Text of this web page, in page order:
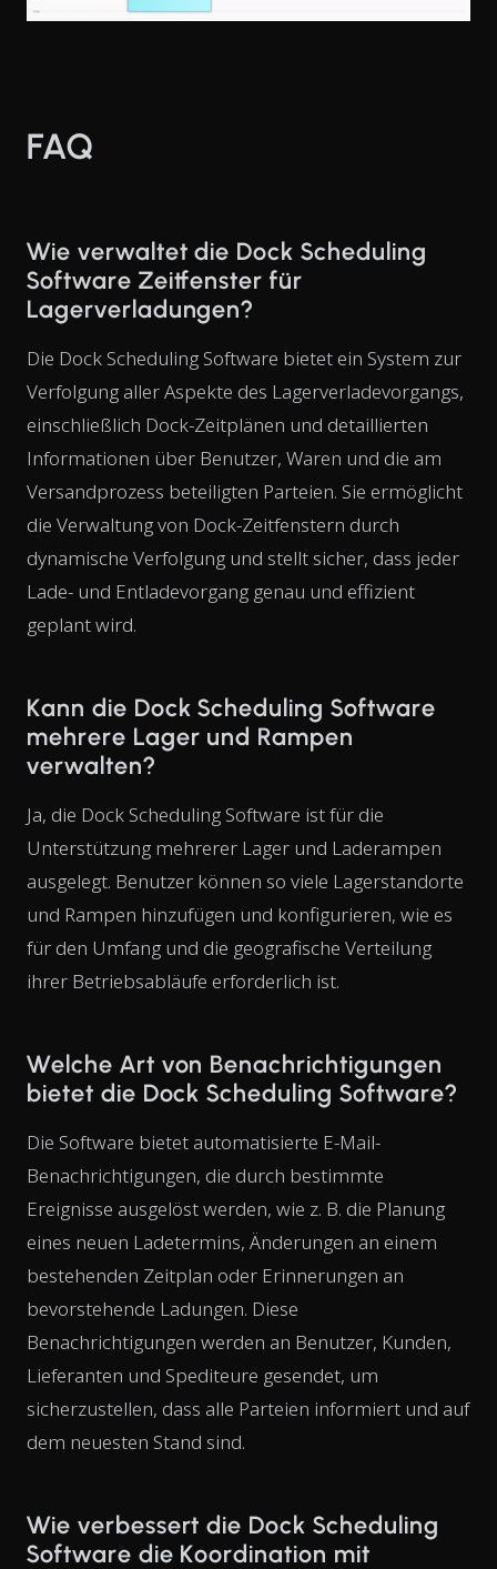
FAQ
Wie verwaltet die Dock Scheduling
Software Zeitfenster für
Lagerverladungen?
Die Dock Scheduling Software bietet ein System zur
Verfolgung aller Aspekte des Lagerverladevorgangs,
einschließlich Dock-Zeitplänen und detaillierten
Informationen über Benutzer, Waren und die am
Versandprozess beteiligten Parteien. Sie ermöglicht
die Verwaltung von Dock-Zeitfenstern durch
dynamische Verfolgung und stellt sicher, dass jeder
Lade- und Entladevorgang genau und effizient
geplant wird.
Kann die Dock Scheduling Software
mehrere Lager und Rampen
verwalten?
Ja, die Dock Scheduling Software ist für die
Unterstützung mehrerer Lager und Laderampen
ausgelegt. Benutzer können so viele Lagerstandorte
und Rampen hinzufügen und konfigurieren, wie es
für den Umfang und die geografische Verteilung
ihrer Betriebsabläufe erforderlich ist.
Welche Art von Benachrichtigungen
bietet die Dock Scheduling Software?
Die Software bietet automatisierte E-Mail-
Benachrichtigungen, die durch bestimmte
Ereignisse ausgelöst werden, wie z. B. die Planung
eines neuen Ladetermins, Änderungen an einem
bestehenden Zeitplan oder Erinnerungen an
bevorstehende Ladungen. Diese
Benachrichtigungen werden an Benutzer, Kunden,
Lieferanten und Spediteure gesendet, um
sicherzustellen, dass alle Parteien informiert und auf
dem neuesten Stand sind.
Wie verbessert die Dock Scheduling
Software die Koordination mit